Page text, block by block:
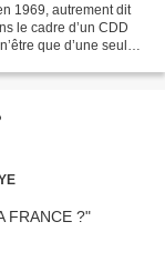
1969, autrement dit
le cadre d’un CDD
que d’une seule